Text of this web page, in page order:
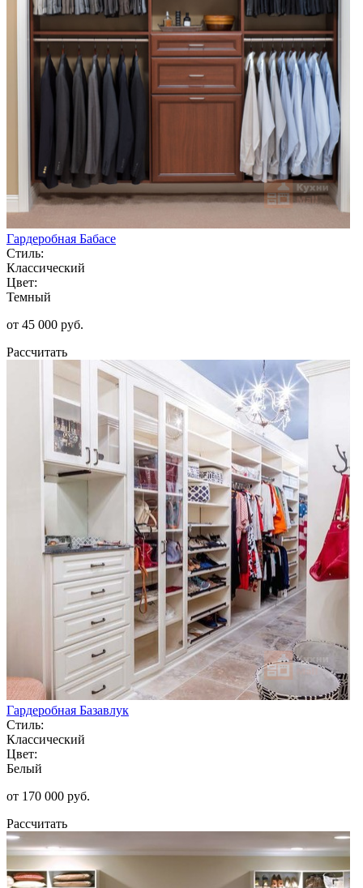
Гардеробная Бабасе
Стиль:
Классический
Цвет:
Темный
от 45 000 руб.
Рассчитать
Гардеробная Базавлук
Стиль:
Классический
Цвет:
Белый
от 170 000 руб.
Рассчитать